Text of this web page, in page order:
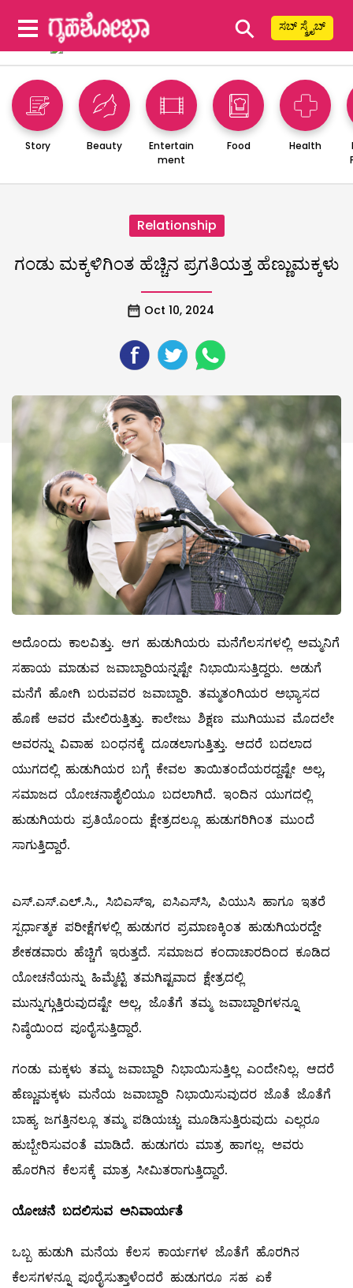
⚲ ಸಬ್ ಸ್ಕ್ರೈಬ್
Story Beauty
Entertain
ment
Food Health
Relationship
ಗಂಡು ಮಕ್ಕಳಿಗಿಂತ ಹೆಚ್ಚಿನ ಪ್ರಗತಿಯತ್ತ ಹೆಣ್ಣುಮಕ್ಕಳು
Oct 10, 2024
ಅದೊಂದು ಕಾಲವಿತ್ತು. ಆಗ ಹುಡುಗಿಯರು ಮನೆಗೆಲಸಗಳಲ್ಲಿ ಅಮ್ಮನಿಗೆ
ಸಹಾಯ ಮಾಡುವ ಜವಾಬ್ದಾರಿಯನ್ನಷ್ಟೇ ನಿಭಾಯಿಸುತ್ತಿದ್ದರು. ಅಡುಗೆ
ಮನೆಗೆ ಹೋಗಿ ಬರುವವರ ಜವಾಬ್ದಾರಿ. ತಮ್ಮತಂಗಿಯರ ಅಭ್ಯಾಸದ
ಹೊಣೆ ಅವರ ಮೇಲಿರುತ್ತಿತ್ತು. ಕಾಲೇಜು ಶಿಕ್ಷಣ ಮುಗಿಯುವ ಮೊದಲೇ
ಅವರನ್ನು ವಿವಾಹ ಬಂಧನಕ್ಕೆ ದೂಡಲಾಗುತ್ತಿತ್ತು. ಆದರೆ ಬದಲಾದ
ಯುಗದಲ್ಲಿ ಹುಡುಗಿಯರ ಬಗ್ಗೆ ಕೇವಲ ತಾಯಿತಂದೆಯರದ್ದಷ್ಟೇ ಅಲ್ಲ,
ಸಮಾಜದ ಯೋಚನಾಶೈಲಿಯೂ ಬದಲಾಗಿದೆ. ಇಂದಿನ ಯುಗದಲ್ಲಿ
ಹುಡುಗಿಯರು ಪ್ರತಿಯೊಂದು ಕ್ಷೇತ್ರದಲ್ಲೂ ಹುಡುಗರಿಗಿಂತ ಮುಂದೆ
ಸಾಗುತ್ತಿದ್ದಾರೆ.
ಎಸ್‌.ಎಸ್‌.ಎಲ್.ಸಿ., ಸಿಬಿಎಸ್‌ಇ, ಐಸಿಎಸ್‌ಸಿ, ಪಿಯುಸಿ ಹಾಗೂ ಇತರೆ
ಸ್ಪರ್ಧಾತ್ಮಕ ಪರೀಕ್ಷೆಗಳಲ್ಲಿ ಹುಡುಗರ ಪ್ರಮಾಣಕ್ಕಿಂತ ಹುಡುಗಿಯರದ್ದೇ
ಶೇಕಡವಾರು ಹೆಚ್ಚಿಗೆ ಇರುತ್ತದೆ. ಸಮಾಜದ ಕಂದಾಚಾರದಿಂದ ಕೂಡಿದ
ಯೋಚನೆಯನ್ನು ಹಿಮ್ಮೆಟ್ಟಿ ತಮಗಿಷ್ಟವಾದ ಕ್ಷೇತ್ರದಲ್ಲಿ
ಮುನ್ನುಗ್ಗುತ್ತಿರುವುದಷ್ಟೇ ಅಲ್ಲ, ಜೊತೆಗೆ ತಮ್ಮ ಜವಾಬ್ದಾರಿಗಳನ್ನೂ
ನಿಷ್ಠೆಯಿಂದ ಪೂರೈಸುತ್ತಿದ್ದಾರೆ.
ಗಂಡು ಮಕ್ಕಳು ತಮ್ಮ ಜವಾಬ್ದಾರಿ ನಿಭಾಯಿಸುತ್ತಿಲ್ಲ ಎಂದೇನಿಲ್ಲ. ಆದರೆ
ಹೆಣ್ಣುಮಕ್ಕಳು ಮನೆಯ ಜವಾಬ್ದಾರಿ ನಿಭಾಯಿಸುವುದರ ಜೊತೆ ಜೊತೆಗೆ
ಬಾಹ್ಯ ಜಗತ್ತಿನಲ್ಲೂ ತಮ್ಮ ಪಡಿಯಚ್ಚು ಮೂಡಿಸುತ್ತಿರುವುದು ಎಲ್ಲರೂ
ಹುಬ್ಬೇರಿಸುವಂತೆ ಮಾಡಿದೆ. ಹುಡುಗರು ಮಾತ್ರ ಹಾಗಲ್ಲ. ಅವರು
ಹೊರಗಿನ ಕೆಲಸಕ್ಕೆ ಮಾತ್ರ ಸೀಮಿತರಾಗುತ್ತಿದ್ದಾರೆ.
ಯೋಚನೆ ಬದಲಿಸುವ ಅನಿವಾರ್ಯತೆ
ಒಬ್ಬ ಹುಡುಗಿ ಮನೆಯ ಕೆಲಸ ಕಾರ್ಯಗಳ ಜೊತೆಗೆ ಹೊರಗಿನ
ಕೆಲಸಗಳನ್ನೂ ಪೂರೈಸುತ್ತಾಳೆಂದರೆ ಹುಡುಗರೂ ಸಹ ಏಕೆ